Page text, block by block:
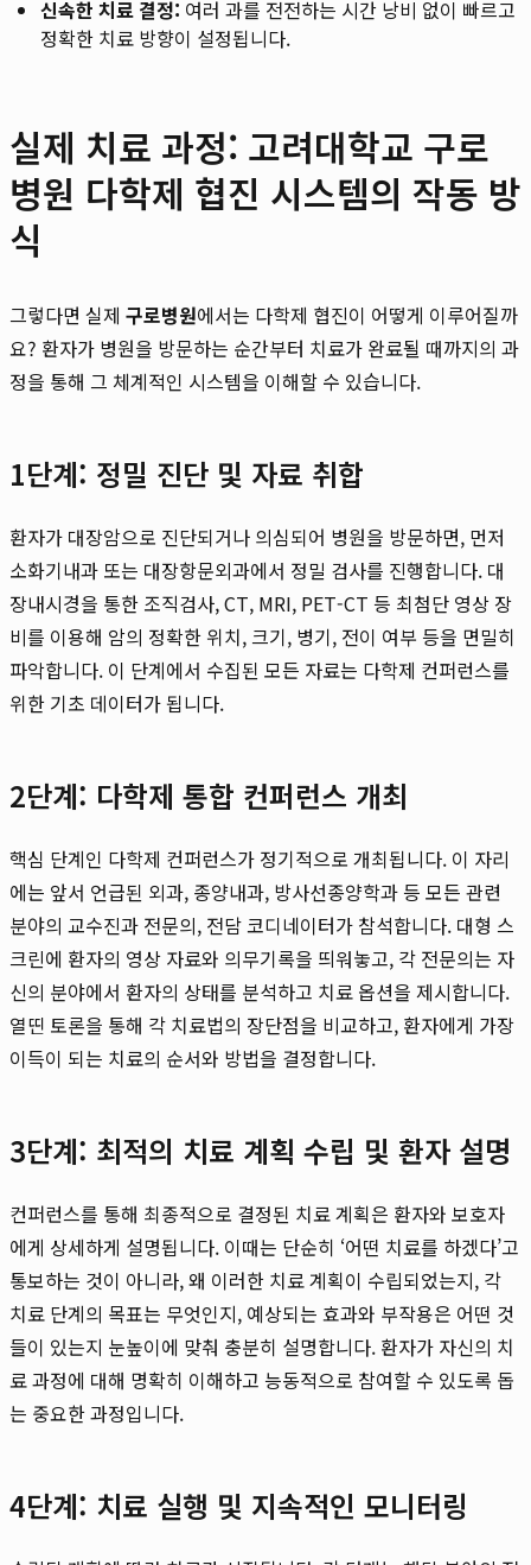
신속한 치료 결정: 여러 과를 전전하는 시간 낭비 없이 빠르고
정확한 치료 방향이 설정됩니다.
실제 치료 과정: 고려대학교 구로
병원 다학제 협진 시스템의 작동 방
식
그렇다면 실제 구로병원에서는 다학제 협진이 어떻게 이루어질까
요? 환자가 병원을 방문하는 순간부터 치료가 완료될 때까지의 과
정을 통해 그 체계적인 시스템을 이해할 수 있습니다.
1단계: 정밀 진단 및 자료 취합
환자가 대장암으로 진단되거나 의심되어 병원을 방문하면, 먼저
소화기내과 또는 대장항문외과에서 정밀 검사를 진행합니다. 대
장내시경을 통한 조직검사, CT, MRI, PET-CT 등 최첨단 영상 장
비를 이용해 암의 정확한 위치, 크기, 병기, 전이 여부 등을 면밀히
파악합니다. 이 단계에서 수집된 모든 자료는 다학제 컨퍼런스를
위한 기초 데이터가 됩니다.
2단계: 다학제 통합 컨퍼런스 개최
핵심 단계인 다학제 컨퍼런스가 정기적으로 개최됩니다. 이 자리
에는 앞서 언급된 외과, 종양내과, 방사선종양학과 등 모든 관련
분야의 교수진과 전문의, 전담 코디네이터가 참석합니다. 대형 스
크린에 환자의 영상 자료와 의무기록을 띄워놓고, 각 전문의는 자
신의 분야에서 환자의 상태를 분석하고 치료 옵션을 제시합니다.
열띤 토론을 통해 각 치료법의 장단점을 비교하고, 환자에게 가장
이득이 되는 치료의 순서와 방법을 결정합니다.
3단계: 최적의 치료 계획 수립 및 환자 설명
컨퍼런스를 통해 최종적으로 결정된 치료 계획은 환자와 보호자
에게 상세하게 설명됩니다. 이때는 단순히 ‘어떤 치료를 하겠다’고
통보하는 것이 아니라, 왜 이러한 치료 계획이 수립되었는지, 각
치료 단계의 목표는 무엇인지, 예상되는 효과와 부작용은 어떤 것
들이 있는지 눈높이에 맞춰 충분히 설명합니다. 환자가 자신의 치
료 과정에 대해 명확히 이해하고 능동적으로 참여할 수 있도록 돕
는 중요한 과정입니다.
4단계: 치료 실행 및 지속적인 모니터링